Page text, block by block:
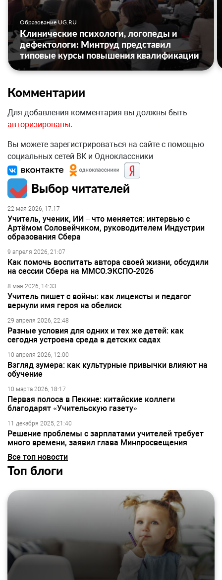
Образование UG.RU
Клинические психологи, логопеды и
дефектологи: Минтруд представил
типовые курсы повышения квалификации
Комментарии
Для добавления комментария вы должны быть
авторизированы.
Вы можете зарегистрироваться на сайте с помощью
социальных сетей ВК и Одноклассники
Выбор читателей
22 мая 2026, 17:17
Учитель, ученик, ИИ – что меняется: интервью с
Артёмом Соловейчиком, руководителем Индустрии
образования Сбера
9 апреля 2026, 21:07
Как помочь воспитать автора своей жизни, обсудили
на сессии Сбера на ММСО.ЭКСПО-2026
8 мая 2026, 14:33
Учитель пишет с войны: как лицеисты и педагог
вернули имя героя на обелиск
29 апреля 2026, 22:48
Разные условия для одних и тех же детей: как
сегодня устроена среда в детских садах
10 апреля 2026, 12:00
Взгляд зумера: как культурные привычки влияют на
обучение
10 марта 2026, 18:17
Первая полоса в Пекине: китайские коллеги
благодарят «Учительскую газету»
11 декабря 2025, 21:40
Решение проблемы с зарплатами учителей требует
много времени, заявил глава Минпросвещения
Все топ новости
Топ блоги